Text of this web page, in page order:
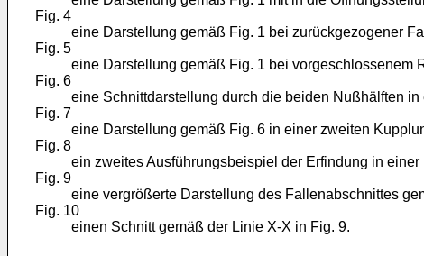
Fig. 4
eine Darstellung gemäß Fig. 1 bei zurückgezogener
Fig. 5
eine Darstellung gemäß Fig. 1 bei vorgeschlossenem
Fig. 6
eine Schnittdarstellung durch die beiden Nußhälften
Fig. 7
eine Darstellung gemäß Fig. 6 in einer zweiten
Fig. 8
ein zweites Ausführungsbeispiel der Erfindung in
Fig. 9
eine vergrößerte Darstellung des Fallenabschnittes
Fig. 10
einen Schnitt gemäß der Linie X-X in Fig. 9.